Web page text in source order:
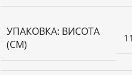
УПАКОВКА: ВИСОТА
(СМ)